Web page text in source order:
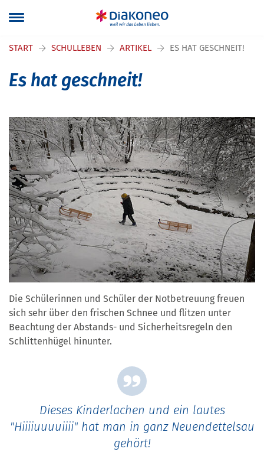
START SCHULLEBEN ARTIKEL ES HAT GESCHNEIT!
Es hat geschneit!
Die Schülerinnen und Schüler der Notbetreuung freuen
sich sehr über den frischen Schnee und flitzen unter
Beachtung der Abstands- und Sicherheitsregeln den
Schlittenhügel hinunter.
Dieses Kinderlachen und ein lautes
"Hiiiiuuuuiiii" hat man in ganz Neuendettelsau
gehört!